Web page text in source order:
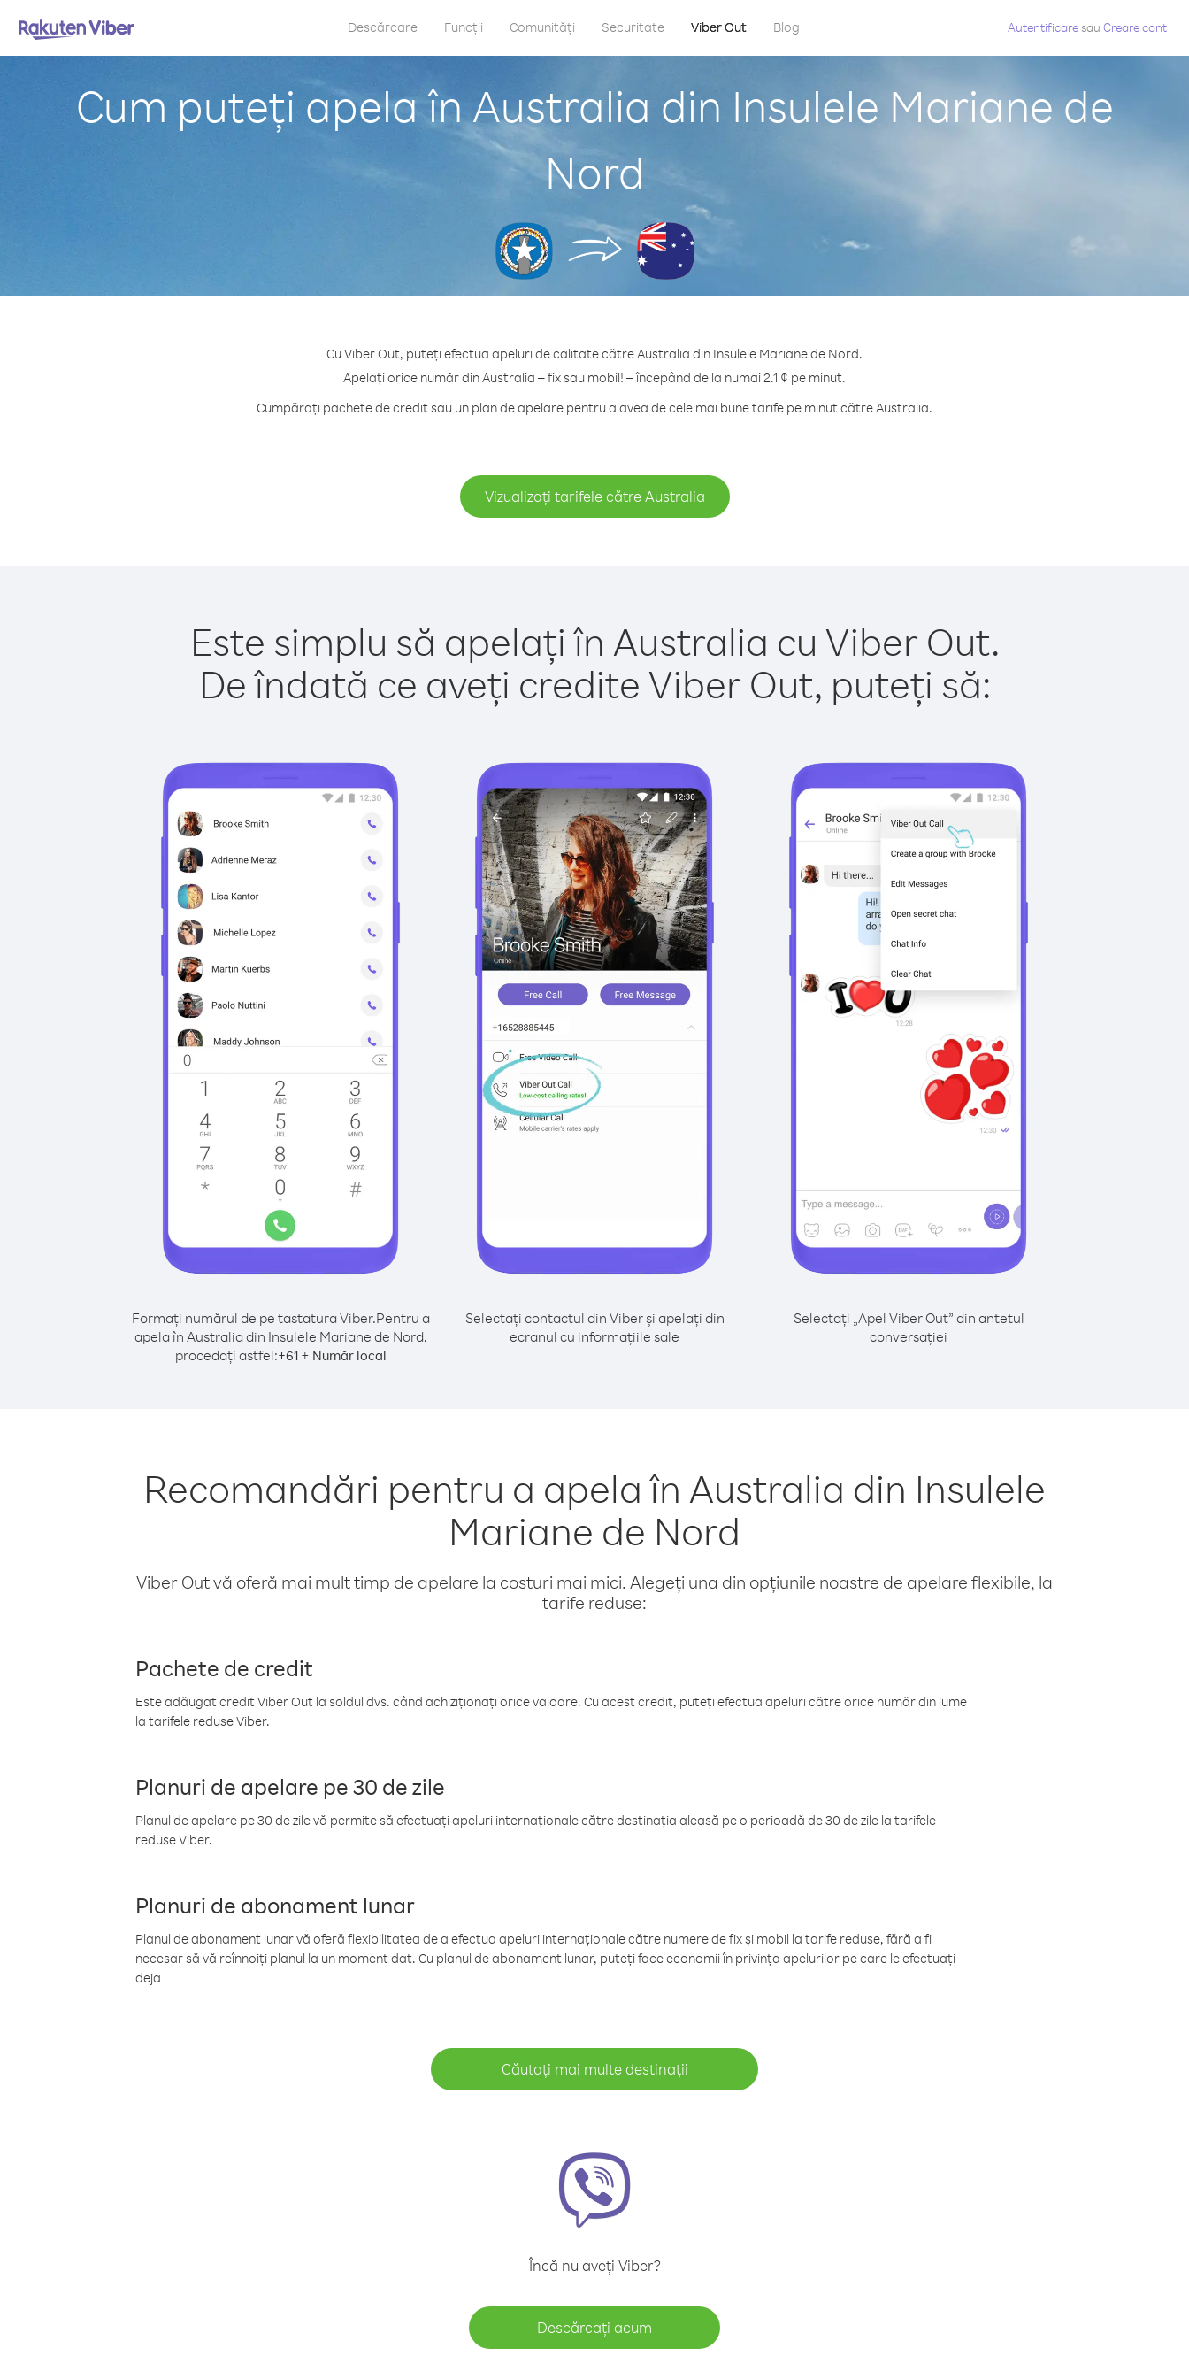
Descărcare Funcții Comunități Securitate Viber Out Blog Autentificaresau Creare cont
Cum puteți apela în Australia din Insulele Mariane de
Nord
Cu Viber Out, puteți efectua apeluri de calitate către Australia din Insulele Mariane de Nord.
Apelați orice număr din Australia – fix sau mobil! – începând de la numai 2.1 ¢ pe minut.
Cumpărați pachete de credit sau un plan de apelare pentru a avea de cele mai bune tarife pe minut către Australia.
Vizualizați tarifele către Australia
Este simplu să apelați în Australia cu Viber Out.
De îndată ce aveți credite Viber Out, puteți să:
Formați numărul de pe tastatura Viber.Pentru a
apela în Australia din Insulele Mariane de Nord,
procedați astfel:+61+ Număr local
Selectați contactul din Viber și apelați din
ecranul cu informațiile sale
Selectați „Apel Viber Out” din antetul
conversației
Recomandări pentru a apela în Australia din Insulele
Mariane de Nord
Viber Out vă oferă mai mult timp de apelare la costuri mai mici. Alegeți una din opțiunile noastre de apelare flexibile, la
tarife reduse:
Pachete de credit
Este adăugat credit Viber Out la soldul dvs. când achiziționați orice valoare. Cu acest credit, puteți efectua apeluri către orice număr din lume
la tarifele reduse Viber.
Planuri de apelare pe 30 de zile
Planul de apelare pe 30 de zile vă permite să efectuați apeluri internaționale către destinația aleasă pe o perioadă de 30 de zile la tarifele
reduse Viber.
Planuri de abonament lunar
Planul de abonament lunar vă oferă flexibilitatea de a efectua apeluri internaționale către numere de fix și mobil la tarife reduse, fără a fi
necesar să vă reînnoiți planul la un moment dat. Cu planul de abonament lunar, puteți face economii în privința apelurilor pe care le efectuați
deja
Căutați mai multe destinații
Încă nu aveți Viber?
Descărcați acum